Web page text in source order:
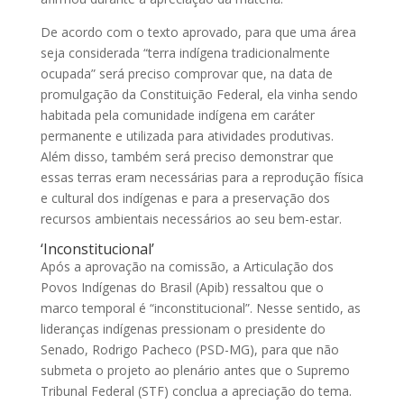
De acordo com o texto aprovado, para que uma área
seja considerada “terra indígena tradicionalmente
ocupada” será preciso comprovar que, na data de
promulgação da Constituição Federal, ela vinha sendo
habitada pela comunidade indígena em caráter
permanente e utilizada para atividades produtivas.
Além disso, também será preciso demonstrar que
essas terras eram necessárias para a reprodução física
e cultural dos indígenas e para a preservação dos
recursos ambientais necessários ao seu bem-estar.
‘Inconstitucional’
Após a aprovação na comissão, a Articulação dos
Povos Indígenas do Brasil (Apib) ressaltou que o
marco temporal é “inconstitucional”. Nesse sentido, as
lideranças indígenas pressionam o presidente do
Senado, Rodrigo Pacheco (PSD-MG), para que não
submeta o projeto ao plenário antes que o Supremo
Tribunal Federal (STF) conclua a apreciação do tema.